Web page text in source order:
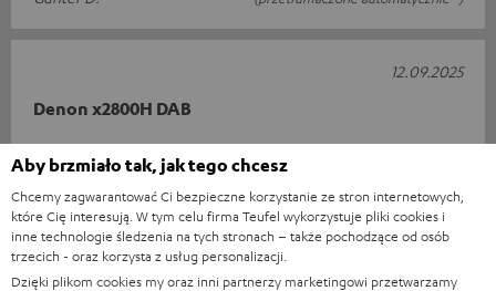
Denon x2800H DAB
Doskonały wzmacniacz. Nie odkryłem jeszcze wszystkich
możliwości. Dźwięk z ultima 40 surround jest potężny i
doskonały.
Pierre-Louis G.
(przetłumaczone automatycznie *)
12.09.2025
Aby brzmiało tak, jak tego chcesz
Chcemy zagwarantować Ci bezpieczne korzystanie ze stron internetowych,
które Cię interesują. W tym celu firma Teufel wykorzystuje pliki cookies i
inne technologie śledzenia na tych stronach – także pochodzące od osób
trzecich - oraz korzysta z usług personalizacji.
Dzięki plikom cookies my oraz inni partnerzy marketingowi przetwarzamy